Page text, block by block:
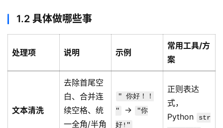
1.2 具体做哪些事
处理项 说明 示例
常用工具/方
案
文本清洗
去除首尾空
白、合并连
续空格、统
一全角/半角
" 你好！！
"
→
"你
好!"
正则表达
式，
Python
str